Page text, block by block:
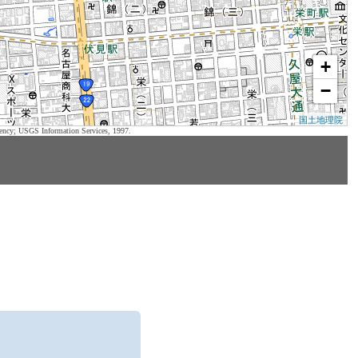
+
−
国土地理院
USGS Information Services, 1997.